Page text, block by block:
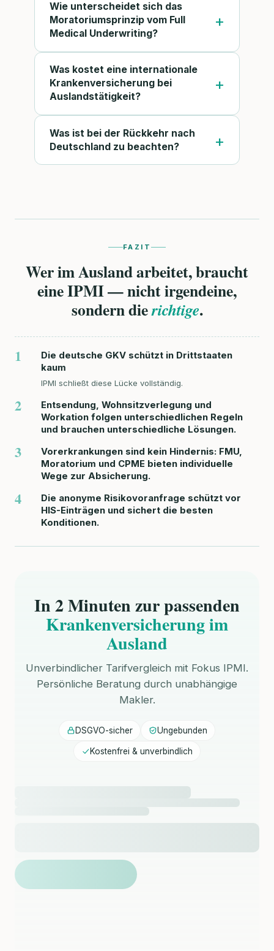
Wie unterscheidet sich das
Moratoriumsprinzip vom Full
Medical Underwriting?
Was kostet eine internationale
Krankenversicherung bei
Auslandstätigkeit?
Was ist bei der Rückkehr nach
Deutschland zu beachten?
FAZIT
Wer im Ausland arbeitet, braucht
eine IPMI — nicht irgendeine,
sondern dierichtige.
1
Die deutsche GKV schützt in Drittstaaten
kaum
IPMI schließt diese Lücke vollständig.
2
Entsendung, Wohnsitzverlegung und
Workation folgen unterschiedlichen Regeln
und brauchen unterschiedliche Lösungen.
3
Vorerkrankungen sind kein Hindernis: FMU,
Moratorium und CPME bieten individuelle
Wege zur Absicherung.
4
Die anonyme Risikovoranfrage schützt vor
HIS-Einträgen und sichert die besten
Konditionen.
In 2 Minuten zur passenden
Krankenversicherung im
Ausland
Unverbindlicher Tarifvergleich mit Fokus IPMI.
Persönliche Beratung durch unabhängige
Makler.
DSGVO-sicher Ungebunden
Kostenfrei & unverbindlich